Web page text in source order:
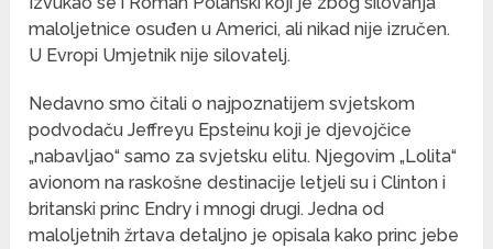
maloljetnice osuđen u Americi, ali nikad nije izručen.
U Evropi Umjetnik nije silovatelj.
Nedavno smo čitali o najpoznatijem svjetskom
podvodaču Jeffreyu Epsteinu koji je djevojčice
„nabavljao“ samo za svjetsku elitu. Njegovim „Lolita“
avionom na raskošne destinacije letjeli su i Clinton i
britanski princ Endry i mnogi drugi. Jedna od
maloljetnih žrtava detaljno je opisala kako princ jebe